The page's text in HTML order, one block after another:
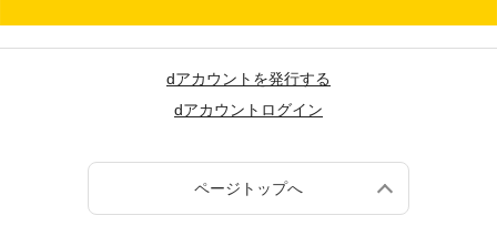
dアカウントを発行する
dアカウントログイン
ページトップへ